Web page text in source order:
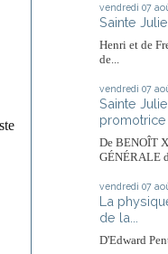
vendredi 07
Sainte
Henri et de
de...
vendredi 07
Sainte
promotrice
De BENOÎT
GÉNÉRALE
vendredi 07
La
de la...
D'Edward